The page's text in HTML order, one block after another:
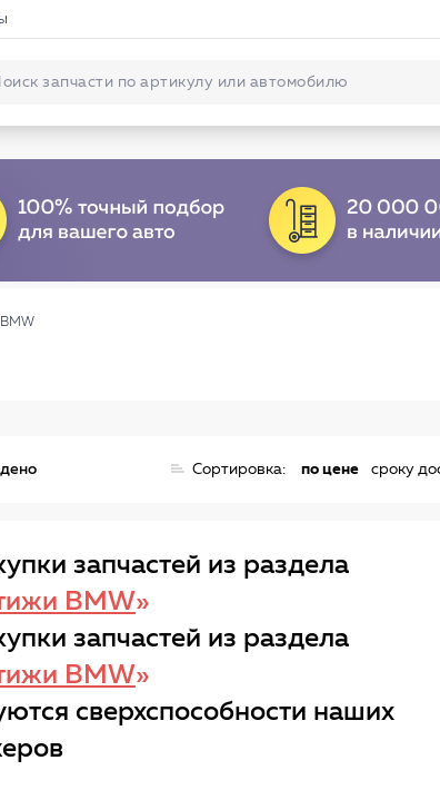
Сортировка: по цене сроку
запчастей из раздела
BMW»
запчастей из раздела
BMW»
сверхспособности наших